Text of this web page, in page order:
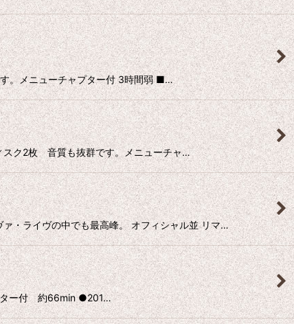
。メニューチャプター付 3時間弱 ■…
スク2枚 音質も抜群です。メニューチャ…
・ライヴの中でも最高峰。 オフィシャル並 リマ…
ター付 約66min ●201…